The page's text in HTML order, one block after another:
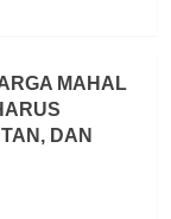
MAHAL
DAN